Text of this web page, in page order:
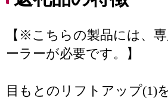
【※こちらの製品には、
ーラーが必要です。】
目もとのリフトアップ(1)